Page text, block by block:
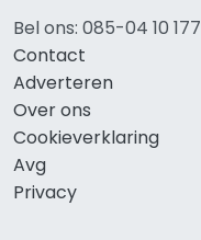
Bel ons: 085-04 10 177
Contact
Adverteren
Over ons
Cookieverklaring
Avg
Privacy